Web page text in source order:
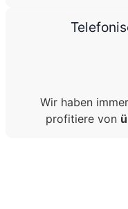
Wir haben
profitiere von